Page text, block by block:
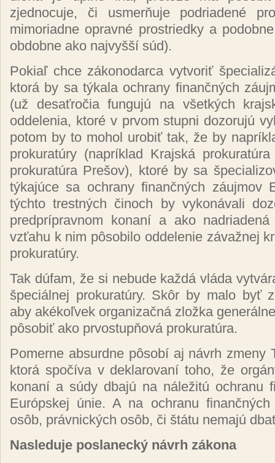
zjednocuje, či usmerňuje podriadené
mimoriadne opravné prostriedky a
obdobne ako najvyšší súd).
Pokiaľ chce zákonodarca vytvoriť
ktorá by sa týkala ochrany finančných
(už desaťročia fungujú na všetkých
oddelenia, ktoré v prvom stupni dozorujú
potom by to mohol urobiť tak, že by
prokuratúry (napríklad Krajská
prokuratúra Prešov), ktoré by sa
týkajúce sa ochrany finančných záujmov
týchto trestných činoch by vykonávali
predprípravnom konaní a ako
vzťahu k nim pôsobilo oddelenie závažnej
prokuratúry.
Tak dúfam, že si nebude každá vláda
špeciálnej prokuratúry. Skôr by malo byť
aby akékoľvek organizačná zložka
pôsobiť ako prvostupňová prokuratúra.
Pomerne absurdne pôsobí aj návrh zmeny
ktorá spočíva v deklarovaní toho, že
konaní a súdy dbajú na náležitú ochranu
Európskej únie. A na ochranu
osôb, právnických osôb, či štátu nemajú
Nasleduje poslanecký návrh zákona